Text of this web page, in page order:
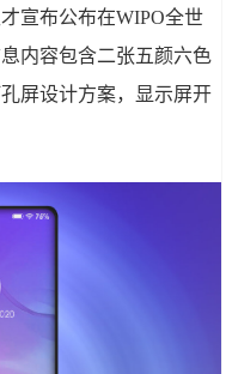
宣布公布在WIPO全世
内容包含二张五颜六色
屏设计方案，显示屏开